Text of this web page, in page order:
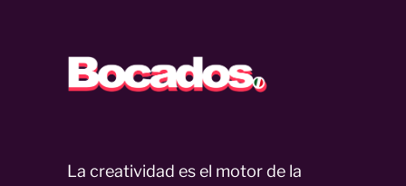
La creatividad es el motor de la